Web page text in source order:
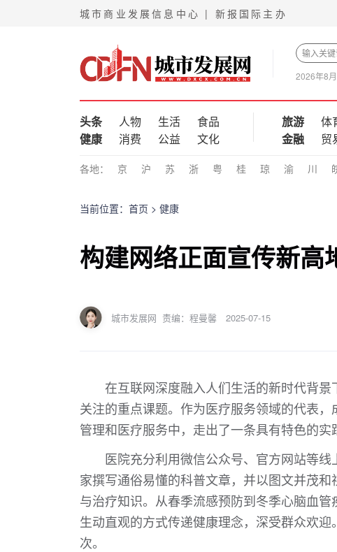
城市商业发展信息中心 | 新报国际主办
2026年8
头条 人物 生活
食品
健康
消费 公益 文化
旅游 体
金融
贸
各地： 京 沪 苏 浙 粤 桂 琼 渝 川
当前位置： 首页 > 健康
构建网络正面宣传新高
城市发展网 责编：程曼馨 2025-07-15
在互联网深度融入人们生活的新时代背
关注的重点课题。作为医疗服务领域的代表
管理和医疗服务中，走出了一条具有特色的实
医院充分利用微信公众号、官方网站等
家撰写通俗易懂的科普文章，并以图文并茂
与治疗知识。从春季流感预防到冬季心脑血
生动直观的方式传递健康理念，深受群众欢
次。